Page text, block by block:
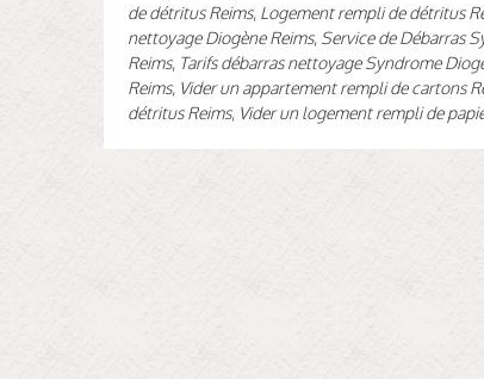
de détritus Reims, Logement rempli de détritus
nettoyage Diogène Reims, Service de Débarras
Reims, Tarifs débarras nettoyage Syndrome
Reims, Vider un appartement rempli de cartons
détritus Reims, Vider un logement rempli de